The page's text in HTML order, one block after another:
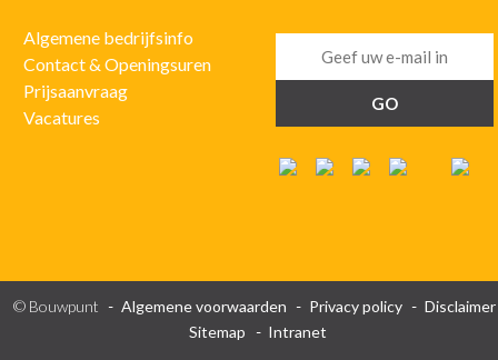
Algemene bedrijfsinfo
Contact & Openingsuren
Prijsaanvraag
Vacatures
© Bouwpunt Algemene voorwaarden Privacy policy
Disclaimer
Sitemap
Intranet